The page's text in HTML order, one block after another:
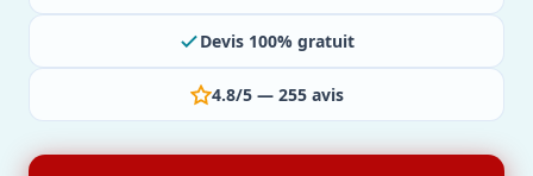
Devis 100% gratuit
4.8/5 — 255 avis